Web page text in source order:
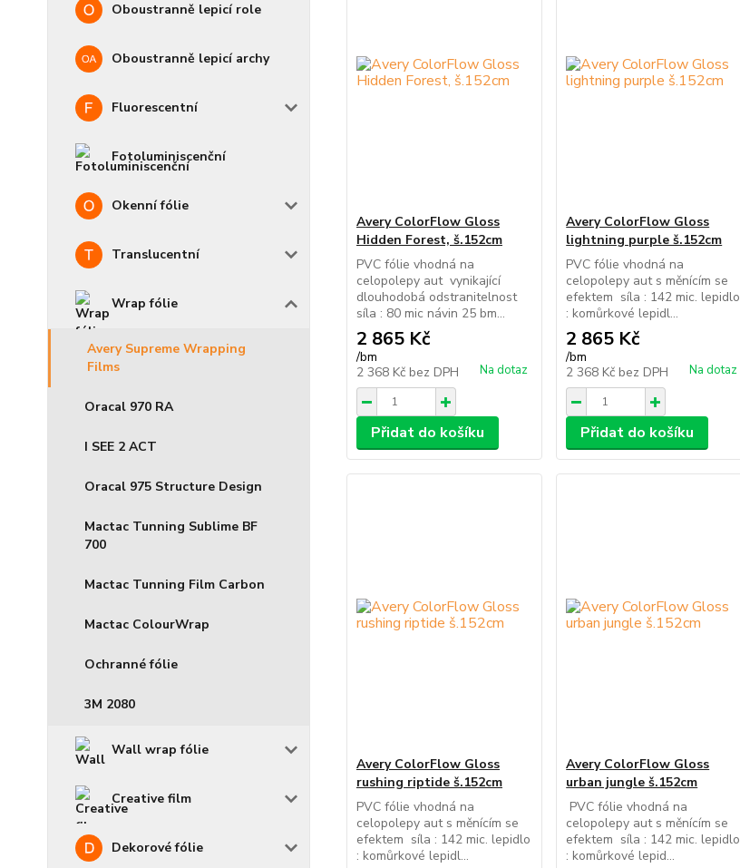
Oboustranně lepicí role
Oboustranně lepicí archy
Fluorescentní
Fotoluminiscenční
Okenní fólie
Translucentní
Wrap fólie
Avery Supreme Wrapping
Films
Oracal 970 RA
I SEE 2 ACT
Oracal 975 Structure Design
Mactac Tunning Sublime BF
700
Mactac Tunning Film Carbon
Mactac ColourWrap
Ochranné fólie
3M 2080
Wall wrap fólie
Creative film
Dekorové fólie
Avery ColorFlow Gloss
Hidden Forest, š.152cm
PVC fólie vhodná na
celopolepy aut vynikající
dlouhodobá odstranitelnost
síla : 80 mic návin 25 bm...
2 865 Kč
/bm
2 368 Kč bez DPH Na dotaz
Přidat do košíku
Avery ColorFlow Gloss
lightning purple š.152cm
PVC fólie vhodná na
celopolepy aut s měnícím se
efektem síla : 142 mic. lepidlo
: komůrkové lepidl...
2 865 Kč
/bm
2 368 Kč bez DPH Na dotaz
Přidat do košíku
Avery ColorFlow Gloss
rushing riptide š.152cm
PVC fólie vhodná na
celopolepy aut s měnícím se
efektem síla : 142 mic. lepidlo
: komůrkové lepidl...
Avery ColorFlow Gloss
urban jungle š.152cm
PVC fólie vhodná na
celopolepy aut s měnícím se
efektem síla : 142 mic. lepidlo
: komůrkové lepid...